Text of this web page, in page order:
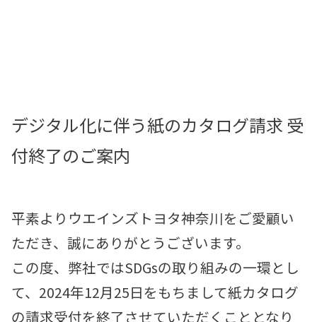
点検・整備をする
地域応援活動
企業情報
採用情報
法人のお客様
デジタル化に伴う紙のカタログ請求 受
付終了のご案内
平素よりウエインズトヨタ神奈川をご愛顧い
ただき、誠にありがとうございます。
この度、弊社ではSDGsの取り組みの一環とし
て、2024年12月25日をもちまして紙カタログ
の請求受付を終了させていただくこととなり